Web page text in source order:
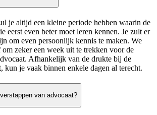
je altijd een kleine periode hebben waarin de
eerst even beter moet leren kennen. Je zult er
om even persoonlijk kennis te maken. We
zeker een week uit te trekken voor de
Afhankelijk van de drukte bij de
kun je vaak binnen enkele dagen al terecht.
van advocaat?